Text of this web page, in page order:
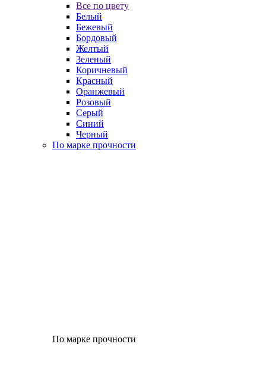
Все по цвету
Белый
Бежевый
Бордовый
Желтый
Зеленый
Коричневый
Красный
Оранжевый
Розовый
Серый
Синий
Черный
По марке прочности
По марке прочности